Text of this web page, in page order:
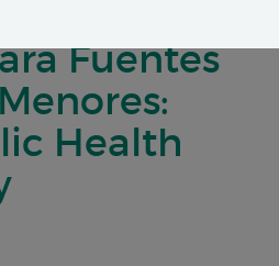
Fuentes
Health